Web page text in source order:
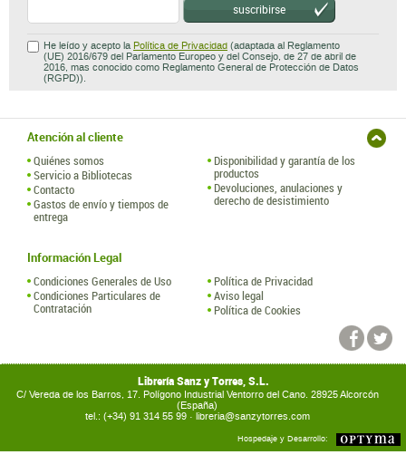
suscribirse
He leído y acepto la Política de Privacidad (adaptada al Reglamento
(UE) 2016/679 del Parlamento Europeo y del Consejo, de 27 de abril de
2016, mas conocido como Reglamento General de Protección de Datos
(RGPD)).
Atención al cliente
Quiénes somos
Servicio a Bibliotecas
Contacto
Gastos de envío y tiempos de
entrega
Disponibilidad y garantía de los
productos
Devoluciones, anulaciones y
derecho de desistimiento
Información Legal
Condiciones Generales de Uso
Condiciones Particulares de
Contratación
Política de Privacidad
Aviso legal
Política de Cookies
Librería Sanz y Torres, S.L.
C/ Vereda de los Barros, 17. Polígono Industrial Ventorro del Cano. 28925 Alcorcón
(España)
tel.: (+34) 91 314 55 99 · libreria@sanzytorres.com
Hospedaje y Desarrollo: